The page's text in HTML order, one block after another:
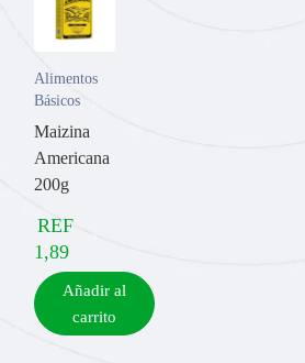
Alimentos
Básicos
Maizina
Americana
200g
REF
1,89
Añadir al
carrito